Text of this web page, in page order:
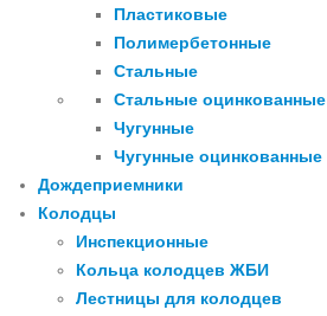
Пластиковые
Полимербетонные
Стальные
Стальные оцинкованные
Чугунные
Чугунные оцинкованные
Дождеприемники
Колодцы
Инспекционные
Кольца колодцев ЖБИ
Лестницы для колодцев